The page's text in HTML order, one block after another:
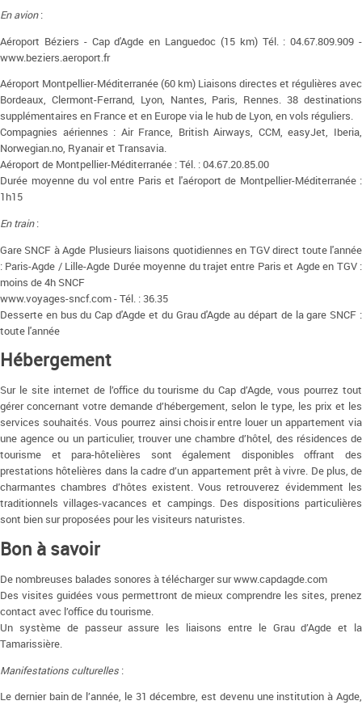
En avion:
Aéroport Béziers - Cap d'Agde en Languedoc (15 km) Tél. : 04.67.809.909 -
www.beziers.aeroport.fr
Aéroport Montpellier-Méditerranée (60 km) Liaisons directes et régulières avec
Bordeaux, Clermont-Ferrand, Lyon, Nantes, Paris, Rennes. 38 destinations
supplémentaires en France et en Europe via le hub de Lyon, en vols réguliers.
Compagnies aériennes : Air France, British Airways, CCM, easyJet, Iberia,
Norwegian.no, Ryanair et Transavia.
Aéroport de Montpellier-Méditerranée : Tél. : 04.67.20.85.00
Durée moyenne du vol entre Paris et l'aéroport de Montpellier-Méditerranée :
1h15
En train:
Gare SNCF à Agde Plusieurs liaisons quotidiennes en TGV direct toute l'année
: Paris-Agde / Lille-Agde Durée moyenne du trajet entre Paris et Agde en TGV :
moins de 4h SNCF
www.voyages-sncf.com - Tél. : 36.35
Desserte en bus du Cap d'Agde et du Grau d'Agde au départ de la gare SNCF :
toute l'année
Hébergement
Sur le site internet de l’office du tourisme du Cap d’Agde, vous pourrez tout
gérer concernant votre demande d’hébergement, selon le type, les prix et les
services souhaités. Vous pourrez ainsi choisir entre louer un appartement via
une agence ou un particulier, trouver une chambre d’hôtel, des résidences de
tourisme et para-hôtelières sont également disponibles offrant des
prestations hôtelières dans la cadre d’un appartement prêt à vivre. De plus, de
charmantes chambres d’hôtes existent. Vous retrouverez évidemment les
traditionnels villages-vacances et campings. Des dispositions particulières
sont bien sur proposées pour les visiteurs naturistes.
Bon à savoir
De nombreuses balades sonores à télécharger sur www.capdagde.com
Des visites guidées vous permettront de mieux comprendre les sites, prenez
contact avec l’office du tourisme.
Un système de passeur assure les liaisons entre le Grau d’Agde et la
Tamarissière.
Manifestations culturelles :
Le dernier bain de l’année, le 31 décembre, est devenu une institution à Agde,